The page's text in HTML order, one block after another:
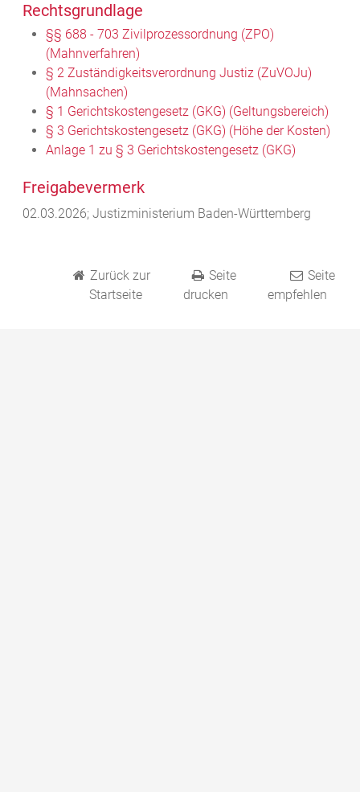
Rechtsgrundlage
§§ 688 - 703 Zivilprozessordnung (ZPO)
(Mahnverfahren)
§ 2 Zuständigkeitsverordnung Justiz (ZuVOJu)
(Mahnsachen)
§ 1 Gerichtskostengesetz (GKG) (Geltungsbereich)
§ 3 Gerichtskostengesetz (GKG) (Höhe der Kosten)
Anlage 1 zu § 3 Gerichtskostengesetz (GKG)
Freigabevermerk
02.03.2026; Justizministerium Baden-Württemberg
Zurück zur
Startseite
Seite
drucken
Seite
empfehlen